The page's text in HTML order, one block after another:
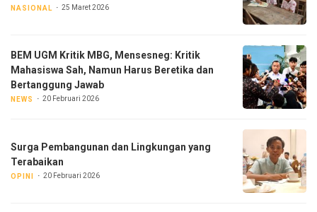
NASIONAL 25 Maret 2026
BEM UGM Kritik MBG, Mensesneg: Kritik
Mahasiswa Sah, Namun Harus Beretika dan
Bertanggung Jawab
NEWS 20 Februari 2026
Surga Pembangunan dan Lingkungan yang
Terabaikan
OPINI 20 Februari 2026